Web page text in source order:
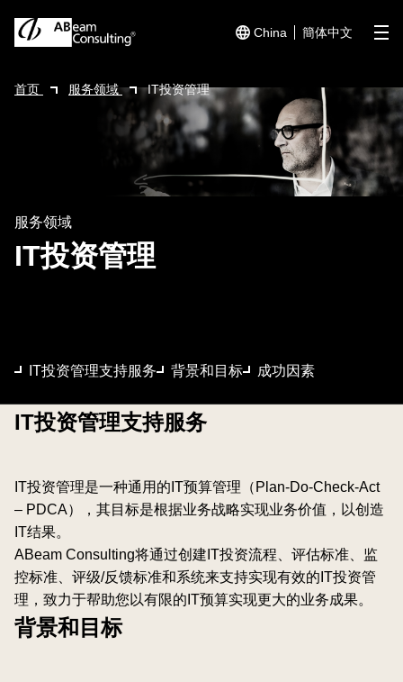
China 簡体中文
首页 服务领域 IT投资管理
IT投资管理
服务领域
IT投资管理支持服务 背景和目标 成功因素
IT投资管理支持服务
IT投资管理是一种通用的IT预算管理（Plan-Do-Check-Act
– PDCA），其目标是根据业务战略实现业务价值，以创造
IT结果。
ABeam Consulting将通过创建IT投资流程、评估标准、监
控标准、评级/反馈标准和系统来支持实现有效的IT投资管
理，致力于帮助您以有限的IT预算实现更大的业务成果。
背景和目标